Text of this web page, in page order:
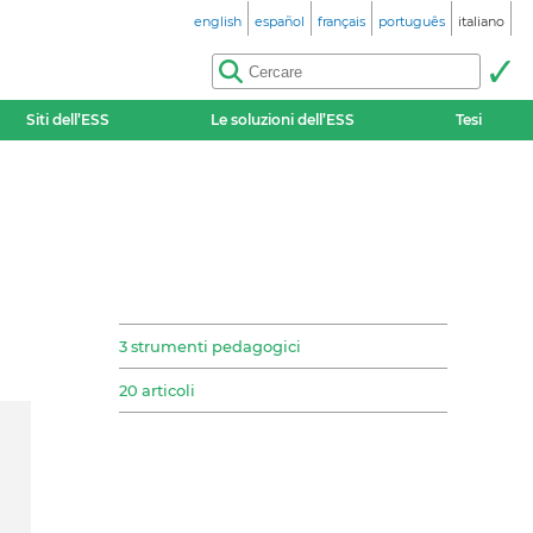
english español français português italiano
Siti dell’ESS Le soluzioni dell’ESS Tesi
3 strumenti pedagogici
20 articoli